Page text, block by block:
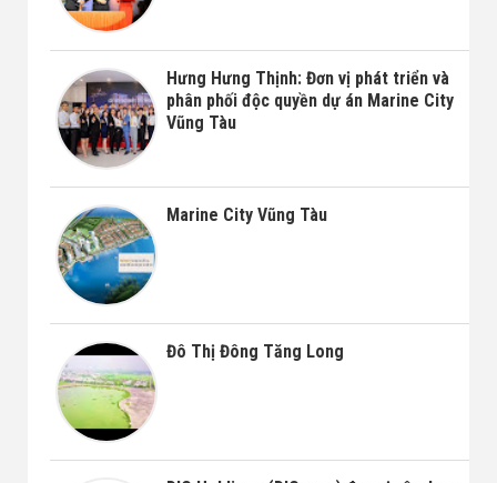
Hưng Hưng Thịnh: Đơn vị phát triển và
phân phối độc quyền dự án Marine City
Vũng Tàu
Marine City Vũng Tàu
Đô Thị Đông Tăng Long